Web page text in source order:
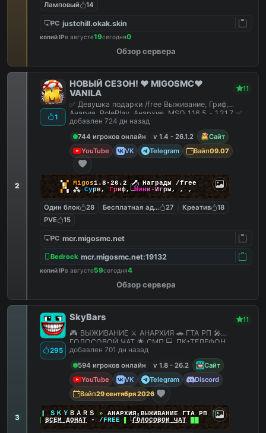
Ламповый
14
PC justchill.okak.skin
копий IPв августе19сегодня0
Обзор сервера
2
1
НОВЫЙ СЕЗОН! ❤️ MIGOSMC❤️
VANILA
11
✅ Девушка подарки /free Выживание, Гриф,
Анария, RolePlay, Анархия, MSO 1.16.5 - 1.21.7 ✅
добавлен 724 дн назад
744 игроков онлайн
v 1.4 - 26.1.2
Сайт
YouTube
VK Telegram Вайп09.07
▚▞ Migos1.8-26.2🗡 Награды /free
▞▚ ⁂ Сурв, Гриф,Мини-Игры, , ,
Один блок 28 Бесплатная админка
27 Креатив
18
PVE
15
PC mcr.migosmc.net
Bedrock mcr.migosmc.net:19132
копий IPв августе59сегодня4
Обзор сервера
3
295
SkyBars 11
🎮 ВЫЖИВАНИЕ ⚔️ АНАРХИЯ 🚗 ГТА РП 🎤
ГОЛОСОВОЙ ЧАТ 🌟 СМП 💻 ПК+ТЕЛЕФОН
добавлен 701 дн назад
594 игроков онлайн
v 1.8 - 26.2
Сайт
YouTube
VK Telegram
Discord
Вайп29 сентября 2026
ＳＫＹ ＢＡＲＳ » АНАРХИЯ ВЫЖИВАНИЕ ГТА РП |||
ВСЕМ ДОНАТ- /FREE ▌ГОЛОСОВОЙ ЧАТ